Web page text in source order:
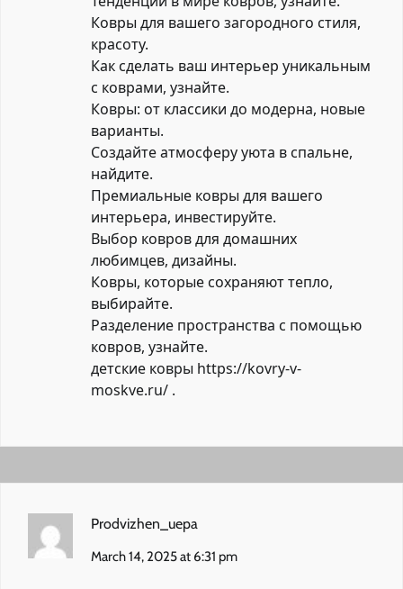
Ковры для вашего загородного стиля,
красоту.
Как сделать ваш интерьер уникальным
с коврами, узнайте.
Ковры: от классики до модерна, новые
варианты.
Создайте атмосферу уюта в спальне,
найдите.
Премиальные ковры для вашего
интерьера, инвестируйте.
Выбор ковров для домашних
любимцев, дизайны.
Ковры, которые сохраняют тепло,
выбирайте.
Разделение пространства с помощью
ковров, узнайте.
детские ковры https://kovry-v-
moskve.ru/ .
Prodvizhen_uepa
March 14, 2025 at 6:31 pm